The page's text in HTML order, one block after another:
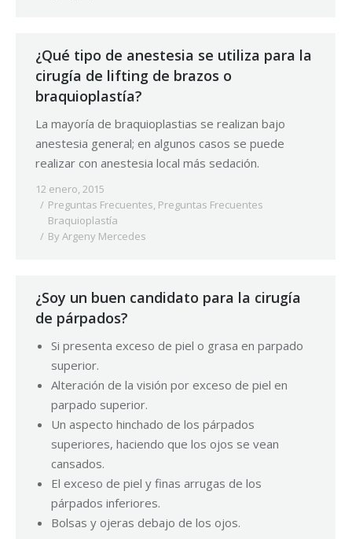
¿Qué tipo de anestesia se utiliza para la
cirugía de lifting de brazos o
braquioplastía?
La mayoría de braquioplastias se realizan bajo
anestesia general; en algunos casos se puede
realizar con anestesia local más sedación.
12 enero, 2015
Preguntas Frecuentes, Preguntas Frecuentes
Braquioplastía
By Argeny Mercedes
¿Soy un buen candidato para la cirugía
de párpados?
Si presenta exceso de piel o grasa en parpado
superior.
Alteración de la visión por exceso de piel en
parpado superior.
Un aspecto hinchado de los párpados
superiores, haciendo que los ojos se vean
cansados.
El exceso de piel y finas arrugas de los
párpados inferiores.
Bolsas y ojeras debajo de los ojos.